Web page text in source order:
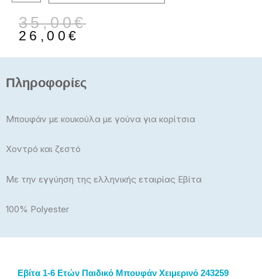
ποσότητα
35,00€
Original
price
was:
35,00€.
26,00 €
Η
τρέχουσα
τιμή
είναι:
26,00€.
Πληροφορίες
Μπουφάν με κουκούλα με γούνα για κορίτσια
Χοντρό και ζεστό
Με την εγγύηση της ελληνικής εταιρίας Εβίτα
100% Polyester
Εβίτα 1-6 Eτών Παιδικό Μπουφάν Χειμερινό 243259